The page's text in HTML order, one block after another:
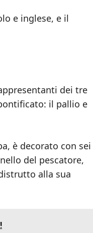
e inglese, e il
dei tre
il pallio e
è decorato con sei
del pescatore,
alla sua